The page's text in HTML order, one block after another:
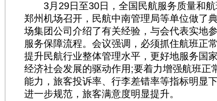
3月29日至30日，全国民航服务质量和航
郑州机场召开，民航中南管理局等单位做了
场集团公司介绍了有关经验，与会代表实地
服务保障流程。会议强调，必须抓住航班正
提升民航行业整体管理水平，更好地服务国
经济社会发展的驱动作用;要着力增强航班正
能力，旅客投诉率、行李差错率等指标明显
进一步规范，旅客满意度明显提升。